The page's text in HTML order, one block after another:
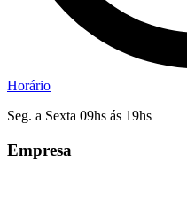
Horário
Seg. a Sexta 09hs ás 19hs
Empresa